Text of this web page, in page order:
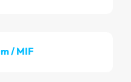
/ MIF